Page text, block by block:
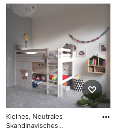
Kleines Nordisches
Kinderzimmer mit
Arbeitsecke, weißer
Wandfarbe und hellem
Holzboden in Valencia
Kleines, Neutrales
Skandinavisches